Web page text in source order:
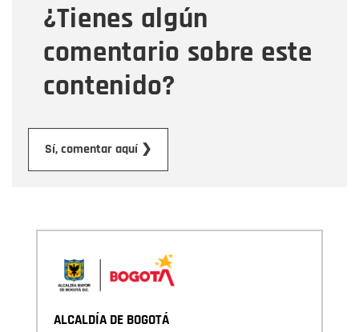
¿Tienes algún
comentario sobre este
contenido?
Sí, comentar aquí ❯
Mensaje
ALCALDÍA DE BOGOTÁ